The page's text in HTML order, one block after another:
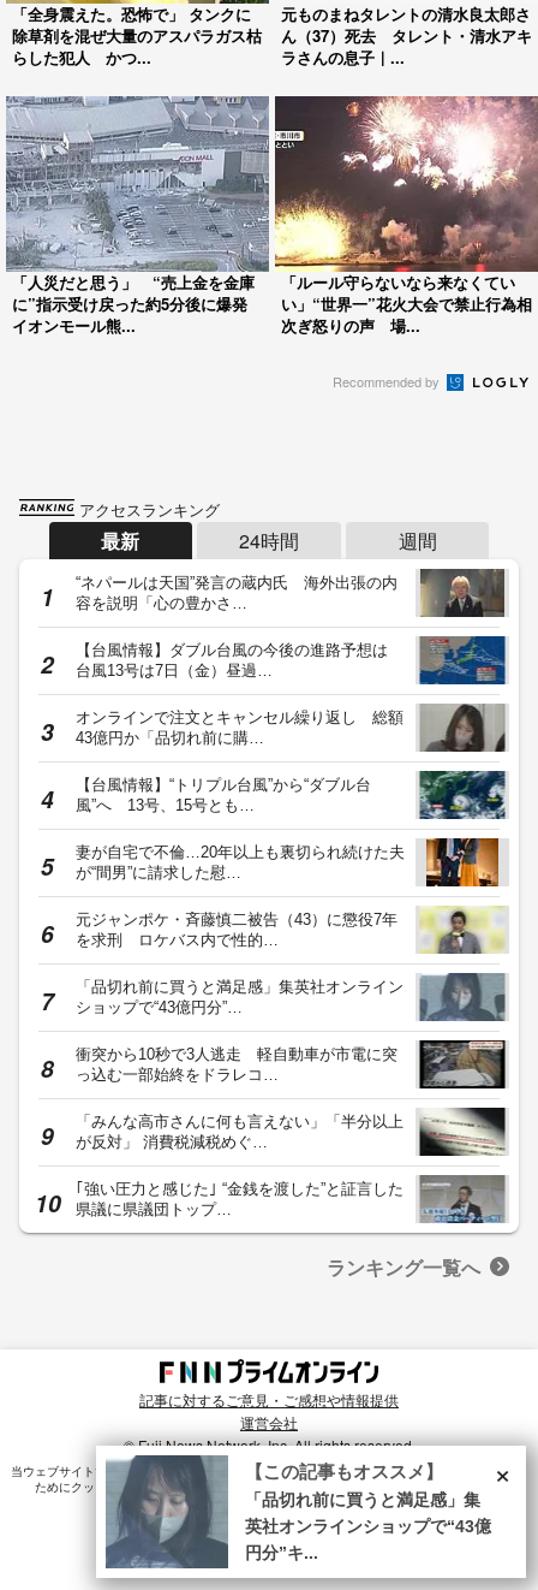
「全身震えた。恐怖で」 タンクに
除草剤を混ぜ大量のアスパラガス枯
らした犯人 かつ...
元ものまねタレントの清水良太郎さ
ん（37）死去 タレント・清水アキ
ラさんの息子｜...
「人災だと思う」 “売上金を金庫
に”指示受け戻った約5分後に爆発
イオンモール熊...
「ルール守らないなら来なくてい
い」“世界一”花火大会で禁止行為相
次ぎ怒りの声 場...
Recommended by
アクセスランキング
最新 24時間 週間
“ネパールは天国”発言の蔵内氏 海外出張の内
容を説明「心の豊かさ…
【台風情報】ダブル台風の今後の進路予想は
台風13号は7日（金）昼過…
オンラインで注文とキャンセル繰り返し 総額
43億円か「品切れ前に購…
【台風情報】“トリプル台風”から“ダブル台
風”へ 13号、15号とも…
妻が自宅で不倫…20年以上も裏切られ続けた夫
が“間男”に請求した慰…
元ジャンポケ・斉藤慎二被告（43）に懲役7年
を求刑 ロケバス内で性的…
「品切れ前に買うと満足感」集英社オンライン
ショップで“43億円分”…
衝突から10秒で3人逃走 軽自動車が市電に突
っ込む一部始終をドラレコ…
「みんな高市さんに何も言えない」「半分以上
が反対」 消費税減税めぐ…
｢強い圧力と感じた｣ “金銭を渡した”と証言した
県議に県議団トップ…
ランキング一覧へ
記事に対するご意見・ご感想や情報提供
運営会社
© Fuji News Network, Inc. All rights reserved.
当ウェブサイトでは、ユーザのニーズ・興味・関⼼に合致したコンテンツや広告配信を提供する
ためにクッキーを使⽤しています。詳細は、プライバシーポリシー をご確認ください。×
【この記事もオススメ】
「品切れ前に買うと満足感」集
英社オンラインショップで“43億
円分”キ...